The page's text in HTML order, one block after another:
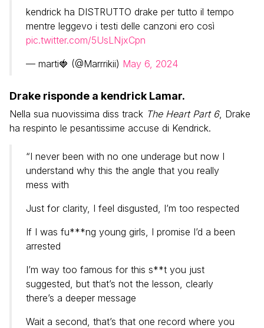
kendrick ha DISTRUTTO drake per tutto il tempo
mentre leggevo i testi delle canzoni ero così
pic.twitter.com/5UsLNjxCpn
— marti🍓 (@Marrrikii) May 6, 2024
Drake risponde a kendrick Lamar.
Nella sua nuovissima diss track The Heart Part 6, Drake
ha respinto le pesantissime accuse di Kendrick.
“I never been with no one underage but now I
understand why this the angle that you really
mess with
Just for clarity, I feel disgusted, I’m too respected
If I was fu***ng young girls, I promise I’d a been
arrested
I’m way too famous for this s**t you just
suggested, but that’s not the lesson, clearly
there’s a deeper message
Wait a second, that’s that one record where you